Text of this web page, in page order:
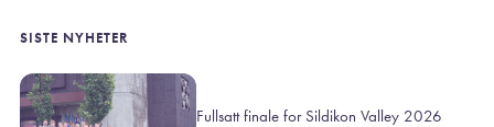
SISTE NYHETER
Fullsatt finale for Sildikon Valley 2026